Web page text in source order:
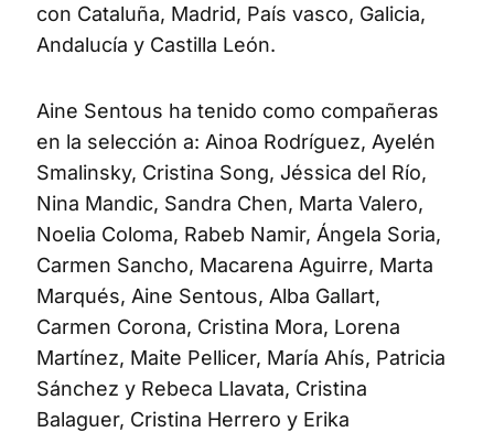
con Cataluña, Madrid, País vasco, Galicia,
Andalucía y Castilla León.
Aine Sentous ha tenido como compañeras
en la selección a: Ainoa Rodríguez, Ayelén
Smalinsky, Cristina Song, Jéssica del Río,
Nina Mandic, Sandra Chen, Marta Valero,
Noelia Coloma, Rabeb Namir, Ángela Soria,
Carmen Sancho, Macarena Aguirre, Marta
Marqués, Aine Sentous, Alba Gallart,
Carmen Corona, Cristina Mora, Lorena
Martínez, Maite Pellicer, María Ahís, Patricia
Sánchez y Rebeca Llavata, Cristina
Balaguer, Cristina Herrero y Erika